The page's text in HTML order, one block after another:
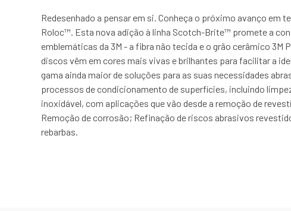
Redesenhado a pensar em si. Conheça o próximo avanço
Roloc™. Esta nova adição à linha Scotch-Brite™ promete a
emblemáticas da 3M - a fibra não tecida e o grão cerâmico
discos vêm em cores mais vivas e brilhantes para facilitar a
gama ainda maior de soluções para as suas necessidades
processos de condicionamento de superfícies, incluindo
inoxidável, com aplicações que vão desde a remoção de
Remoção de corrosão; Refinação de riscos abrasivos
rebarbas.